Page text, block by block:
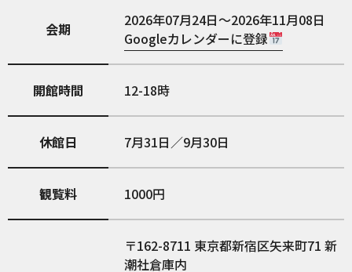
会期
2026年07月24日～2026年11月08日
Googleカレンダーに登録
開館時間 12-18時
休館日 7月31日／9月30日
観覧料 1000円
162-8711 東京都新宿区矢来町71 新
潮社倉庫内